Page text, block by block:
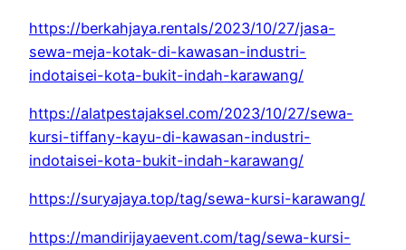
https://berkahjaya.rentals/2023/10/27/jasa-
sewa-meja-kotak-di-kawasan-industri-
indotaisei-kota-bukit-indah-karawang/
https://alatpestajaksel.com/2023/10/27/sewa-
kursi-tiffany-kayu-di-kawasan-industri-
indotaisei-kota-bukit-indah-karawang/
https://suryajaya.top/tag/sewa-kursi-karawang/
https://mandirijayaevent.com/tag/sewa-kursi-